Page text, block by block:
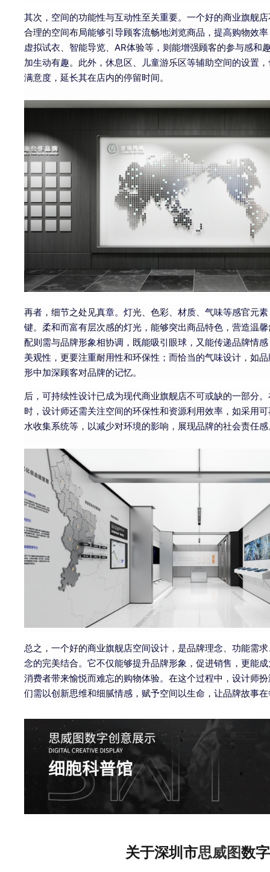
其次，空间的功能性与互动性至关重要。一个好的商业旗舰
合理的空间布局能够引导顾客流畅地浏览商品，提高购物效
虚拟试衣、智能导览、AR体验等，则能增强顾客的参与感和
加生动有趣。此外，休息区、儿童游乐区等辅助空间的设置
满意度，延长其在店内的停留时间。
再者，细节之处见真章。灯光、色彩、材质、气味等感官元
键。柔和而富有层次感的灯光，能够突出商品特色，营造温
配则需与品牌形象相协调，既能吸引眼球，又能传递品牌情
美观性，更要注重耐用性和环保性；而恰当的气味设计，如
形中加深顾客对品牌的记忆。
后，可持续性设计已成为现代商业旗舰店不可或缺的一部分
时，设计师还需关注空间的环保性和资源利用效率，如采用
水收集系统等，以减少对环境的影响，展现品牌的社会责任
总之，一个好的商业旗舰店空间设计，是品牌理念、功能需
念的完美结合。它不仅能够提升品牌形象，促进销售，更能
消费者带来愉悦而难忘的购物体验。在这个过程中，设计师
们需以创新思维和细腻情感，赋予空间以生命，让品牌故事
关于深圳市思威图数字